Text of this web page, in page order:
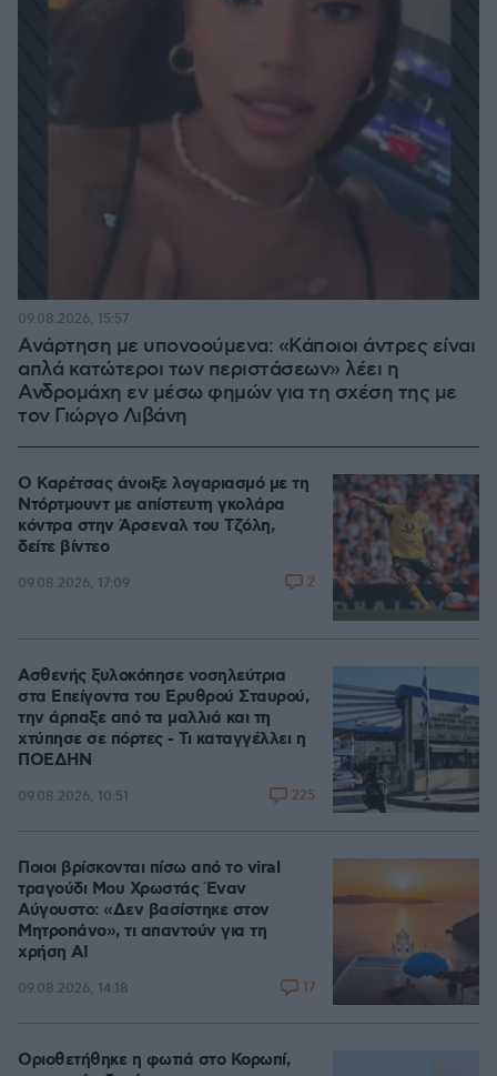
Ανάρτηση με υπονοούμενα: «Κάποιοι άντρες είναι
απλά κατώτεροι των περιστάσεων» λέει η
Ανδρομάχη εν μέσω φημών για τη σχέση της με
τον Γιώργο Λιβάνη
09.08.2026, 15:57
Ο Καρέτσας άνοιξε λογαριασμό με τη
Ντόρτμουντ με απίστευτη γκολάρα
κόντρα στην Άρσεναλ του Τζόλη,
δείτε βίντεο
09.08.2026, 17:09 2
Ασθενής ξυλοκόπησε νοσηλεύτρια
στα Επείγοντα του Ερυθρού Σταυρού,
την άρπαξε από τα μαλλιά και τη
χτύπησε σε πόρτες - Τι καταγγέλλει η
ΠΟΕΔΗΝ
09.08.2026, 10:51 225
Ποιοι βρίσκονται πίσω από το viral
τραγούδι Μου Χρωστάς Έναν
Αύγουστο: «Δεν βασίστηκε στον
Μητροπάνο», τι απαντούν για τη
χρήση AI
09.08.2026, 14:18 17
Οριοθετήθηκε η φωτιά στο Κορωπί,